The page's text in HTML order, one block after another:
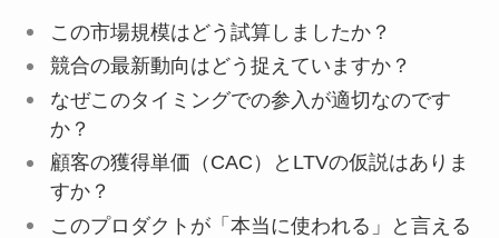
この市場規模はどう試算しましたか？
競合の最新動向はどう捉えていますか？
なぜこのタイミングでの参入が適切なのです
か？
顧客の獲得単価（CAC）とLTVの仮説はありま
すか？
このプロダクトが「本当に使われる」と言える